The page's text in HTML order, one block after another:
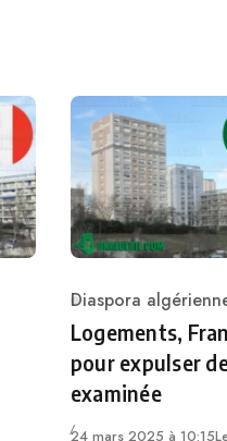
Category
Diaspora
Logements,
pour expulser
examinée
24 mars 2025 à 10:15